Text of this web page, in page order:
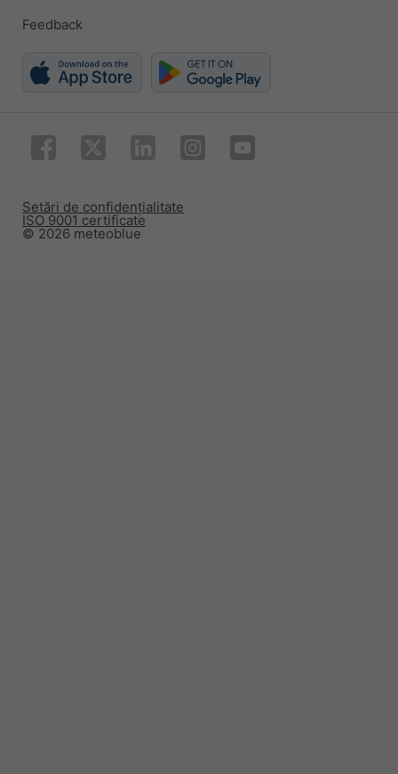
Feedback
© 2026 meteoblue
ISO 9001 certificate
Setări de confidențialitate